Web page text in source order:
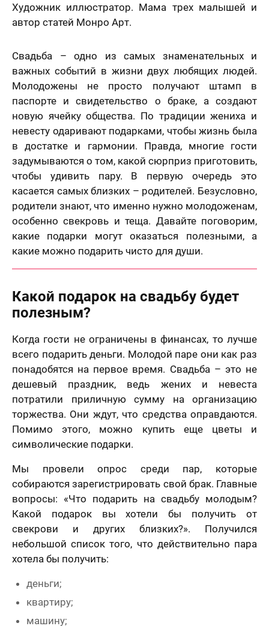
Художник иллюстратор. Мама трех малышей и
автор статей Монро Арт.
Свадьба – одно из самых знаменательных и
важных событий в жизни двух любящих людей.
Молодожены не просто получают штамп в
паспорте и свидетельство о браке, а создают
новую ячейку общества. По традиции жениха и
невесту одаривают подарками, чтобы жизнь была
в достатке и гармонии. Правда, многие гости
задумываются о том, какой сюрприз приготовить,
чтобы удивить пару. В первую очередь это
касается самых близких – родителей. Безусловно,
родители знают, что именно нужно молодоженам,
особенно свекровь и теща. Давайте поговорим,
какие подарки могут оказаться полезными, а
какие можно подарить чисто для души.
Какой подарок на свадьбу будет
полезным?
Когда гости не ограничены в финансах, то лучше
всего подарить деньги. Молодой паре они как раз
понадобятся на первое время. Свадьба – это не
дешевый праздник, ведь жених и невеста
потратили приличную сумму на организацию
торжества. Они ждут, что средства оправдаются.
Помимо этого, можно купить еще цветы и
символические подарки.
Мы провели опрос среди пар, которые
собираются зарегистрировать свой брак. Главные
вопросы: «Что подарить на свадьбу молодым?
Какой подарок вы хотели бы получить от
свекрови и других близких?». Получился
небольшой список того, что действительно пара
хотела бы получить:
деньги;
квартиру;
машину;